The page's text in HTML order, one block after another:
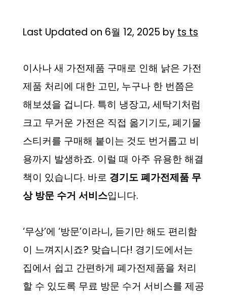
Last Updated on 6월 12, 2025 by ts ts
이사나 새 가전제품 구매로 인해 낡은 가전
제품 처리에 대한 고민, 누구나 한 번쯤은
해보셨을 겁니다. 특히 냉장고, 세탁기처럼
크고 무거운 가전은 직접 옮기기도, 폐기물
스티커를 구매해 붙이는 것도 번거롭고 비
용까지 발생하죠. 이럴 때 아주 유용한 해결
책이 있습니다. 바로 경기도 폐가전제품 무
상 방문 수거 서비스입니다.
‘무상’에 ‘방문’이라니, 듣기만 해도 편리함
이 느껴지시죠? 맞습니다! 경기도에서는
집에서 쉽고 간편하게 폐가전제품을 처리
할 수 있도록 무료 방문 수거 서비스를 제공